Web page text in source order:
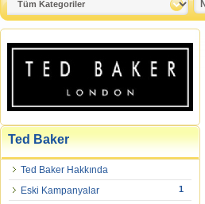
Ted Baker
Ted Baker Hakkında
Eski Kampanyalar
1